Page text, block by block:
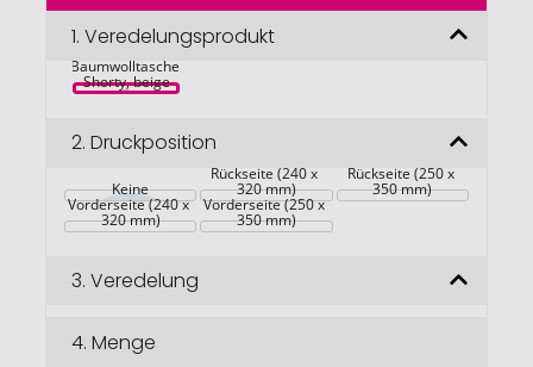
Bildgalerie
springen
1. Veredelungsprodukt
Baumwolltasche
Shorty, beige
2. Druckposition
Keine
Rückseite (240 x
320 mm)
Rückseite (250 x
350 mm)
Vorderseite (240 x
320 mm)
Vorderseite (250 x
350 mm)
3. Veredelung
4. Menge